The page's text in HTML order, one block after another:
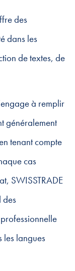
des
dans les
de textes, de
à remplir
généralement
tenant compte
cas
SWISSTRADE
des
langues